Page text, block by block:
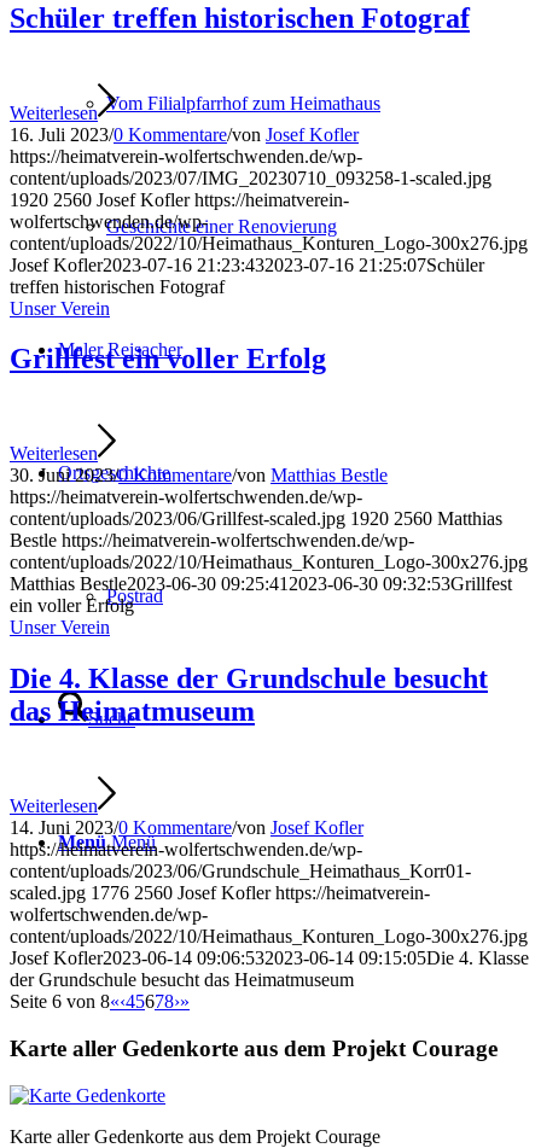
Vom Filialpfarrhof zum Heimathaus
Geschichte einer Renovierung
Maler Reisacher
Ortsgeschichte
Postrad
Suche
Menü Menü
Schüler treffen historischen Fotograf
Weiterlesen
16. Juli 2023/0 Kommentare/von Josef Kofler
https://heimatverein-wolfertschwenden.de/wp-
content/uploads/2023/07/IMG_20230710_093258-1-scaled.jpg
1920 2560 Josef Kofler https://heimatverein-
wolfertschwenden.de/wp-
content/uploads/2022/10/Heimathaus_Konturen_Logo-300x276.jpg
Josef Kofler2023-07-16 21:23:432023-07-16 21:25:07Schüler
treffen historischen Fotograf
Unser Verein
Grillfest ein voller Erfolg
Weiterlesen
30. Juni 2023/0 Kommentare/von Matthias Bestle
https://heimatverein-wolfertschwenden.de/wp-
content/uploads/2023/06/Grillfest-scaled.jpg 1920 2560 Matthias
Bestle https://heimatverein-wolfertschwenden.de/wp-
content/uploads/2022/10/Heimathaus_Konturen_Logo-300x276.jpg
Matthias Bestle2023-06-30 09:25:41 2023-06-30 09:32:53Grillfest
ein voller Erfolg
Unser Verein
Die 4. Klasse der Grundschule besucht
das Heimatmuseum
Weiterlesen
14. Juni 2023/0 Kommentare/von Josef Kofler
https://heimatverein-wolfertschwenden.de/wp-
content/uploads/2023/06/Grundschule_Heimathaus_Korr01-
scaled.jpg 1776 2560 Josef Kofler https://heimatverein-
wolfertschwenden.de/wp-
content/uploads/2022/10/Heimathaus_Konturen_Logo-300x276.jpg
Josef Kofler2023-06-14 09:06:532023-06-14 09:15:05Die 4. Klasse
der Grundschule besucht das Heimatmuseum
Seite 6 von 8«‹45678›»
Karte aller Gedenkorte aus dem Projekt Courage
Karte aller Gedenkorte aus dem Projekt Courage